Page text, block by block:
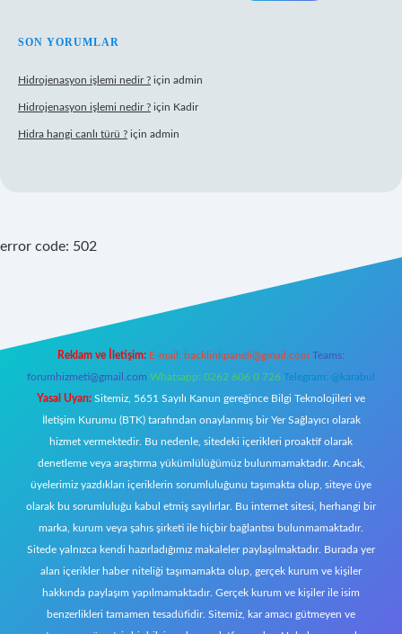
SON YORUMLAR
Hidrojenasyon işlemi nedir ? için admin
Hidrojenasyon işlemi nedir ? için Kadir
Hidra hangi canlı türü ? için admin
error code: 502
Reklam ve İletişim: E-mail: backlinkpaneli@gmail.com Teams:
forumhizmeti@gmail.com Whatsapp: 0262 606 0 726 Telegram: @karabul
Yasal Uyarı: Sitemiz, 5651 Sayılı Kanun gereğince Bilgi Teknolojileri ve
İletişim Kurumu (BTK) tarafından onaylanmış bir Yer Sağlayıcı olarak
hizmet vermektedir. Bu nedenle, sitedeki içerikleri proaktif olarak
denetleme veya araştırma yükümlülüğümüz bulunmamaktadır. Ancak,
üyelerimiz yazdıkları içeriklerin sorumluluğunu taşımakta olup, siteye üye
olarak bu sorumluluğu kabul etmiş sayılırlar. Bu internet sitesi, herhangi bir
marka, kurum veya şahıs şirketi ile hiçbir bağlantısı bulunmamaktadır.
Sitede yalnızca kendi hazırladığımız makaleler paylaşılmaktadır. Burada yer
alan içerikler haber niteliği taşımamakta olup, gerçek kurum ve kişiler
hakkında paylaşım yapılmamaktadır. Gerçek kurum ve kişiler ile isim
benzerlikleri tamamen tesadüfidir. Sitemiz, kar amacı gütmeyen ve